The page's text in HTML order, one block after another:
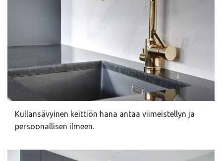
Kullansävyinen keittiön hana antaa viimeistellyn ja
persoonallisen ilmeen.